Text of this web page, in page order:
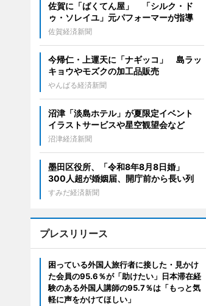
佐賀に「ばくてん屋」 「シルク・ド
ゥ・ソレイユ」元パフォーマーが指導
佐賀経済新聞
今帰仁・上運天に「ナギッコ」 島ラッ
キョウやモズクの加工品販売
やんばる経済新聞
沼津「淡島ホテル」が夏限定イベント
イラストサービスや星空観望会など
沼津経済新聞
墨田区役所、「令和8年8月8日婚」
300人超が婚姻届、開庁前から長い列
すみだ経済新聞
プレスリリース
困っている外国人旅行者に接した・見かけ
た会員の95.6％が「助けたい」日本滞在経
験のある外国人講師の95.7％は「もっと気
軽に声をかけてほしい」